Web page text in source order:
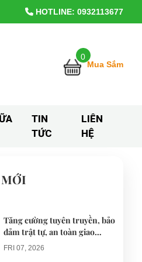
HOTLINE: 0932113677
0
Mua Sắm
TIN
TỨC
LIÊN
HỆ
Tăng cường tuyên truyền, bảo
đảm trật tự, an toàn giao
thông khi thí điểm xe điện 4
bánh phục vụ du lịch
FRI 07, 2026